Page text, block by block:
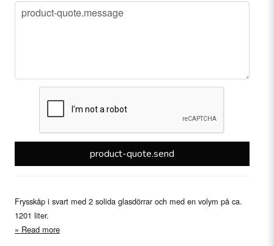
message
product-quote.message
product-quote.send
Frysskåp i svart med 2 solida glasdörrar och med en volym på ca.
1201 liter.
Read more